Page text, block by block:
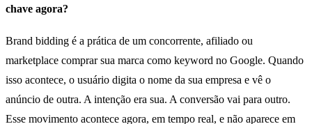
chave agora?
Brand bidding é a prática de um concorrente, afiliado ou
marketplace comprar sua marca como keyword no Google. Quando
isso acontece, o usuário digita o nome da sua empresa e vê o
anúncio de outra. A intenção era sua. A conversão vai para outro.
Esse movimento acontece agora, em tempo real, e não aparece em